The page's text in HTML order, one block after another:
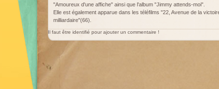
"Amoureux d'une affiche" ainsi que l'album "Jimmy attends-moi".
Elle est également apparue dans les téléfilms "22, Avenue de la
milliardaire"(66).
Il faut être identifié pour ajouter un commentaire !